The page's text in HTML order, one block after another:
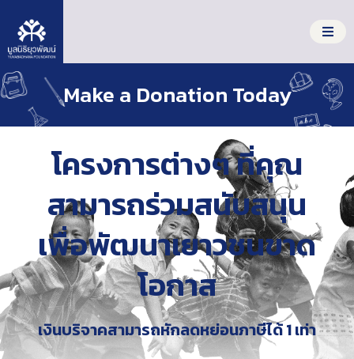
t
o
o
S
e
rAbout Us
What We Do
Our Impact
Get Involved
ไทย
English
Make a Donation Today
โครงการต่างๆ ที่คุณ
สามารถร่วมสนับสนุน
เพื่อพัฒนาเยาวชนขาด
โอกาส
เงินบริจาคสามารถหักลดหย่อนภาษีได้ 1 เท่า